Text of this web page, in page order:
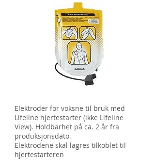
Elektroder for voksne til bruk med
Lifeline hjertestarter (ikke Lifeline
View). Holdbarhet på ca. 2 år fra
produksjonsdato.
Elektrodene skal lagres tilkoblet til
hjertestarteren